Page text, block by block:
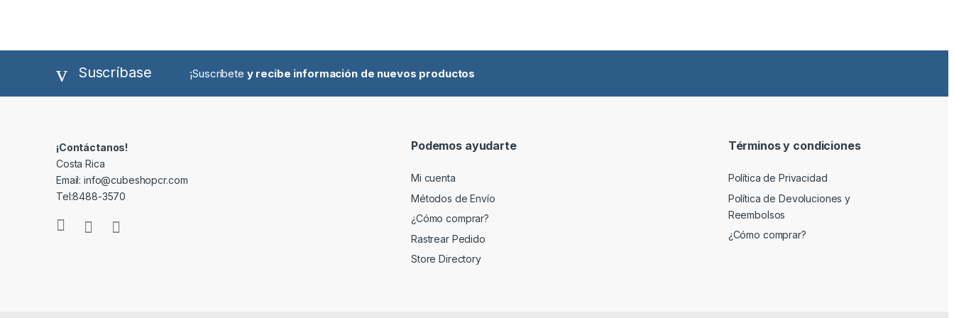
Suscríbase ¡Suscríbete y recibe información de nuevos productos
¡Contáctanos!
Costa Rica
Email: info@cubeshopcr.com
Tel:8488-3570
Podemos ayudarte
Mi cuenta
Métodos de Envío
¿Cómo comprar?
Rastrear Pedido
Store Directory
Términos y condiciones
Política de Privacidad
Política de Devoluciones y
Reembolsos
¿Cómo comprar?